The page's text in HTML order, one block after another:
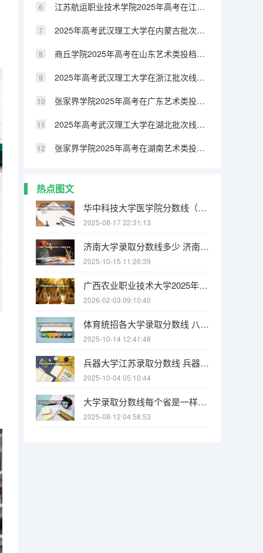
江苏航运职业技术学院2025年高考在江苏艺术类投档分数线
2025年高考武汉理工大学在内蒙古批次线差（2026年参考）
商丘学院2025年高考在山东艺术类投档分数线
2025年高考武汉理工大学在浙江批次线差（2026年参考）
张家界学院2025年高考在广东艺术类投档分数线
2025年高考武汉理工大学在湖北批次线差（2026年参考）
张家界学院2025年高考在湖南艺术类投档分数线
热点图文
华中科技大学医学院分数线（华科临床医学八年制湖北分数线）
2025-08-17 22:31:13
济南大学录取分数线多少 济南大学体育生分数线
2025-10-15 11:26:39
广西农业职业技术大学2025年高考在广西艺术类投档分数线
2026-02-03 09:10:40
体育统招各大学录取分数线 八大体院最新排名和分数线
2025-10-14 12:41:48
兵器大学江苏录取分数线 兵器类专业大学录取分数线
2025-10-04 05:10:44
大学录取分数线每个省是一样的吗？
2025-08-12 04:58:53